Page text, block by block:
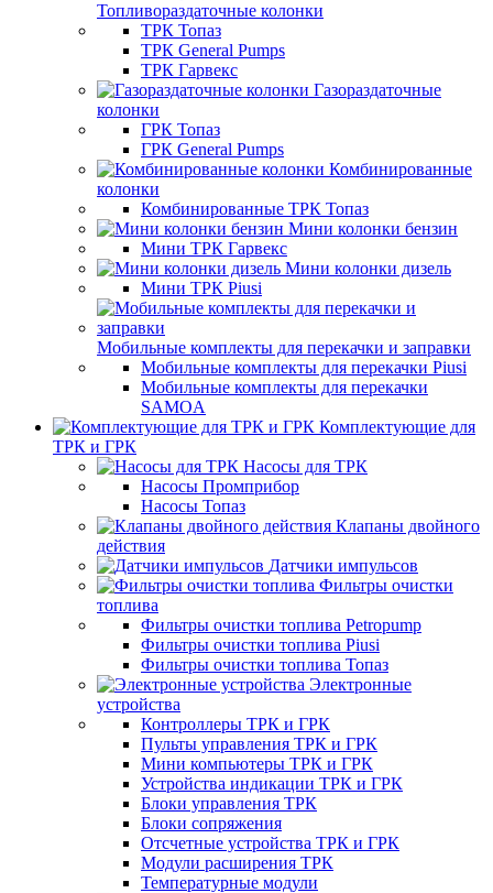
Топливораздаточные колонки
ТРК Топаз
ТРК General Pumps
ТРК Гарвекс
Газораздаточные
колонки
ГРК Топаз
ГРК General Pumps
Комбинированные
колонки
Комбинированные ТРК Топаз
Мини колонки бензин
Мини ТРК Гарвекс
Мини колонки дизель
Мини ТРК Piusi
Мобильные комплекты для перекачки и заправки
Мобильные комплекты для перекачки Piusi
Мобильные комплекты для перекачки
SAMOA
Комплектующие для
ТРК и ГРК
Насосы для ТРК
Насосы Промприбор
Насосы Топаз
Клапаны двойного
действия
Датчики импульсов
Фильтры очистки
топлива
Фильтры очистки топлива Petropump
Фильтры очистки топлива Piusi
Фильтры очистки топлива Топаз
Электронные
устройства
Контроллеры ТРК и ГРК
Пульты управления ТРК и ГРК
Мини компьютеры ТРК и ГРК
Устройства индикации ТРК и ГРК
Блоки управления ТРК
Блоки сопряжения
Отсчетные устройства ТРК и ГРК
Модули расширения ТРК
Температурные модули